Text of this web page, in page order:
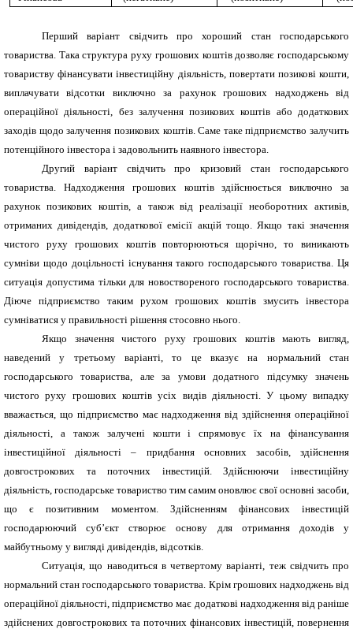
Перший варіант свідчить про хороший стан господарського
товариства. Така структура руху грошових коштів дозволяє господарському
товариству фінансувати інвестиційну діяльність, повертати позикові кошти,
виплачувати відсотки виключно за рахунок грошових надходжень від
операційної діяльності, без залучення позикових коштів або додаткових
заходів щодо залучення позикових коштів. Саме таке підприємство залучить
потенційного інвестора і задовольнить наявного інвестора.
Другий варіант свідчить про кризовий стан господарського
товариства. Надходження грошових коштів здійснюється виключно за
рахунок позикових коштів, а також від реалізації необоротних активів,
отриманих дивідендів, додаткової емісії акцій тощо. Якщо такі значення
чистого руху грошових коштів повторюються щорічно, то виникають
сумніви щодо доцільності існування такого господарського товариства. Ця
ситуація допустима тільки для новоствореного господарського товариства.
Діюче підприємство таким рухом грошових коштів змусить інвестора
сумніватися у правильності рішення стосовно нього.
Якщо значення чистого руху грошових коштів мають вигляд,
наведений у третьому варіанті, то це вказує на нормальний стан
господарського товариства, але за умови додатного підсумку значень
чистого руху грошових коштів усіх видів діяльності. У цьому випадку
вважається, що підприємство має надходження від здійснення операційної
діяльності, а також залучені кошти і спрямовує їх на фінансування
інвестиційної діяльності – придбання основних засобів, здійснення
довгострокових та поточних інвестицій. Здійснюючи інвестиційну
діяльність, господарське товариство тим самим оновлює свої основні засоби,
що є позитивним моментом. Здійсненням фінансових інвестицій
господарюючий суб’єкт створює основу для отримання доходів у
майбутньому у вигляді дивідендів, відсотків.
Ситуація, що наводиться в четвертому варіанті, теж свідчить про
нормальний стан господарського товариства. Крім грошових надходжень від
операційної діяльності, підприємство має додаткові надходження від раніше
здійснених довгострокових та поточних фінансових інвестицій, повернення